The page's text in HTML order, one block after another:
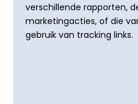
verschillende rapporten,
marketingacties, of die
gebruik van tracking links.